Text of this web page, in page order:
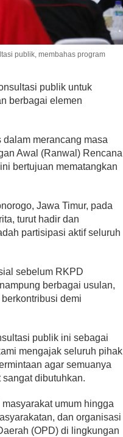
publik, membahas program
publik untuk
berbagai elemen
merancang masa
Awal (Ranwal) Rencana
bertujuan mematangkan
Jawa Timur, pada
turut hadir dan
partisipasi aktif seluruh
sebelum RKPD
berbagai usulan,
demi
publik ini sebagai
mengajak seluruh pihak
agar semuanya
sangat dibutuhkan.
umum hingga
dan organisasi
(OPD) di lingkungan